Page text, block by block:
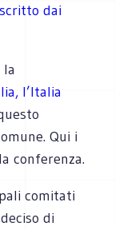
dai
l’Italia
Qui i
conferenza.
comitati
di